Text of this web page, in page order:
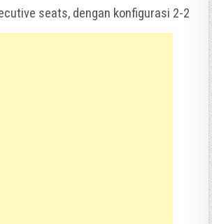
seats, dengan konfigurasi 2-2